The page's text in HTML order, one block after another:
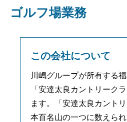
ゴルフ場業務
この会社について
川嶋グループが所有する
「安達太良カントリーク
ます。「安達太良カント
本百名山の一つに数えら